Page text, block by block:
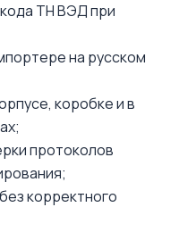
ТН ВЭД при
на русском
коробке и в
протоколов
корректного